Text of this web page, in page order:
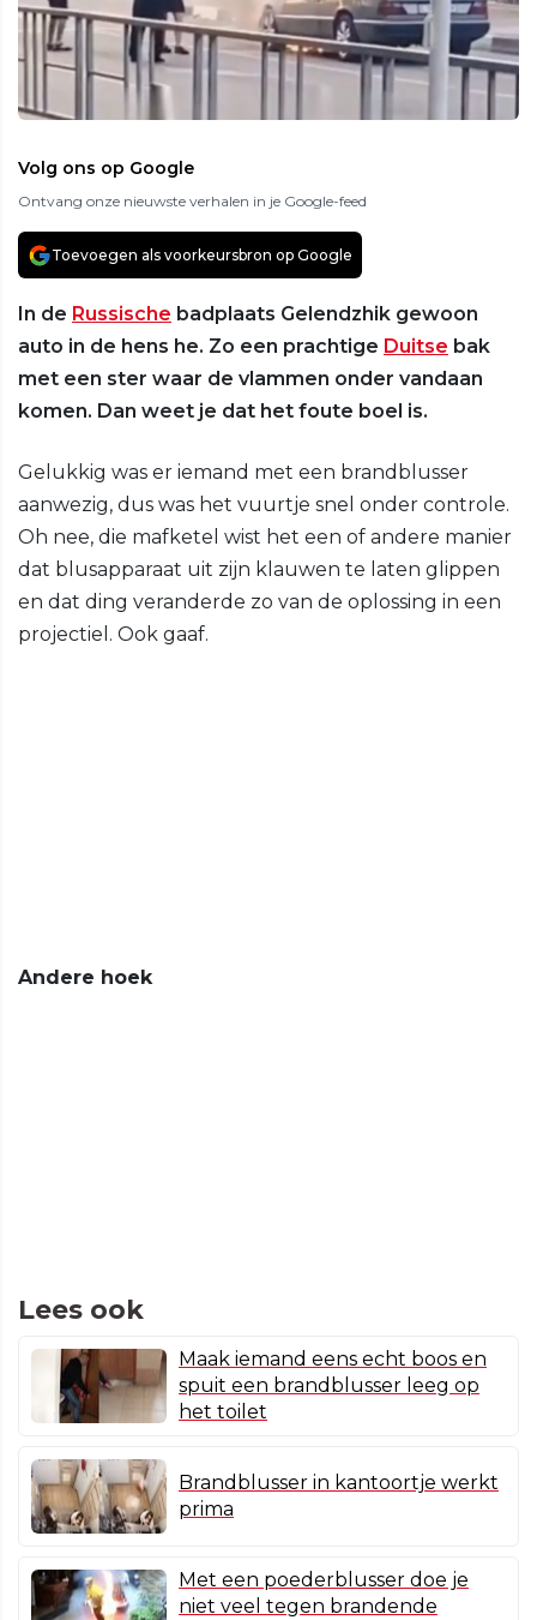
Volg ons op Google
Ontvang onze nieuwste verhalen in je Google-feed
Toevoegen als voorkeursbron op Google
In de Russische badplaats Gelendzhik gewoon
auto in de hens he. Zo een prachtige Duitse bak
met een ster waar de vlammen onder vandaan
komen. Dan weet je dat het foute boel is.
Gelukkig was er iemand met een brandblusser
aanwezig, dus was het vuurtje snel onder controle.
Oh nee, die mafketel wist het een of andere manier
dat blusapparaat uit zijn klauwen te laten glippen
en dat ding veranderde zo van de oplossing in een
projectiel. Ook gaaf.
Andere hoek
Lees ook
Maak iemand eens echt boos en
spuit een brandblusser leeg op
het toilet
Brandblusser in kantoortje werkt
prima
Met een poederblusser doe je
niet veel tegen brandende